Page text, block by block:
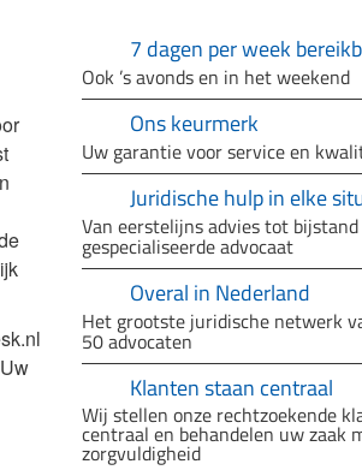
7 dagen per week
Ook ’s avonds en in het weekend
Ons keurmerk
Uw garantie voor service en
Juridische hulp in elke
Van eerstelijns advies tot
gespecialiseerde advocaat
Overal in Nederland
Het grootste juridische netwerk
50 advocaten
Klanten staan centraal
Wij stellen onze rechtzoekende
centraal en behandelen uw zaak
zorgvuldigheid